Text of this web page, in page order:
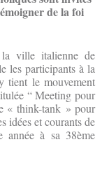
de la foi
la ville italienne de
les participants à la
tient le mouvement
“ Meeting pour
« think-tank » pour
idées et courants de
année à sa 38ème